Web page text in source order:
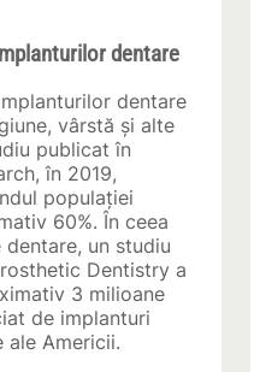
dentare
dentare
vârstă și alte
publicat în
în 2019,
populației
60%. În ceea
un studiu
Dentistry a
3 milioane
de implanturi
ale Americii.